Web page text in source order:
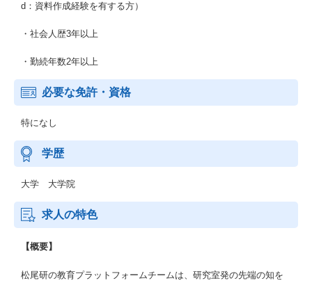
d：資料作成経験を有する方）
・社会人歴3年以上
・勤続年数2年以上
必要な免許・資格
特になし
学歴
大学 大学院
求人の特色
【概要】
松尾研の教育プラットフォームチームは、研究室発の先端の知を